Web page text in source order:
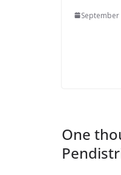
September
One